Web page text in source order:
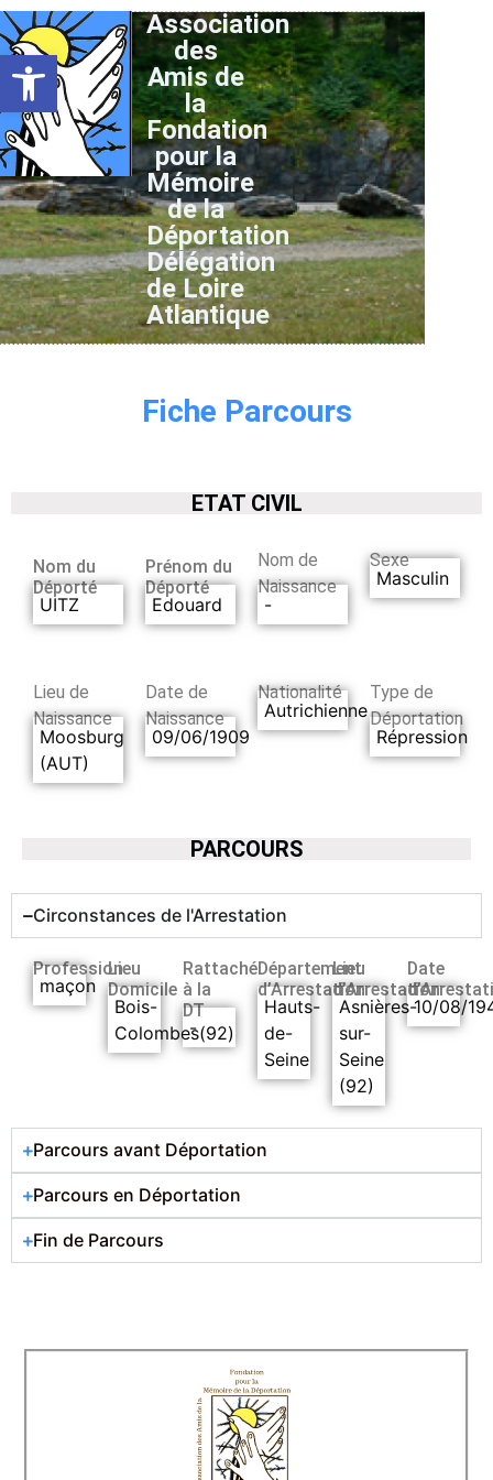
Ouvrir la barre d’outils
Association
des
Amis de
la
Fondation
pour la
Mémoire
de la
Déportation
Délégation
de Loire
Atlantique
Fiche Parcours
ETAT CIVIL
Nom du
Déporté
UITZ
Prénom du
Déporté
Edouard
Nom de
Naissance
-
Sexe
Masculin
Lieu de
Naissance
Moosburg
(AUT)
Date de
Naissance
09/06/1909
Nationalité
Autrichienne
Type de
Déportation
Répression
PARCOURS
Circonstances de l'Arrestation
Profession
maçon
Lieu
Domicile
Bois-
Colombes(92)
Rattaché
à la
DT
-
Département
d’Arrestation
Hauts-
de-
Seine
Lieu
d’Arrestation
Asnières-
sur-
Seine
(92)
Date
10/08/
Parcours avant Déportation
Parcours en Déportation
Fin de Parcours